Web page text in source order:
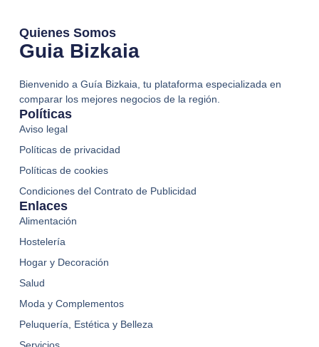
Quienes Somos
Guia Bizkaia
Bienvenido a Guía Bizkaia, tu plataforma especializada en
comparar los mejores negocios de la región.
Enlaces
Alimentación
Hostelería
Hogar y Decoración
Salud
Moda y Complementos
Peluquería, Estética y Belleza
Políticas
Aviso legal
Políticas de privacidad
Políticas de cookies
Condiciones del Contrato de Publicidad